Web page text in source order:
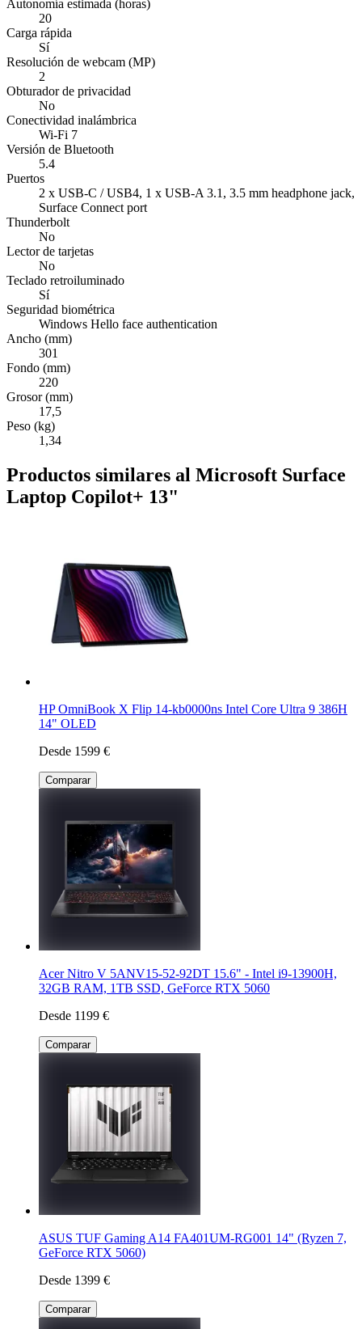
Autonomía estimada (horas)
20
Carga rápida
Sí
Resolución de webcam (MP)
2
Obturador de privacidad
No
Conectividad inalámbrica
Wi-Fi 7
Versión de Bluetooth
5.4
Puertos
2 x USB-C / USB4, 1 x USB-A 3.1, 3.5 mm headphone jack,
Surface Connect port
Thunderbolt
No
Lector de tarjetas
No
Teclado retroiluminado
Sí
Seguridad biométrica
Windows Hello face authentication
Ancho (mm)
301
Fondo (mm)
220
Grosor (mm)
17,5
Peso (kg)
1,34
Productos similares al Microsoft Surface
Laptop Copilot+ 13"
HP OmniBook X Flip 14-kb0000ns Intel Core Ultra 9 386H
14" OLED
Desde 1599 €
Comparar
Acer Nitro V 5ANV15-52-92DT 15.6" - Intel i9-13900H,
32GB RAM, 1TB SSD, GeForce RTX 5060
Desde 1199 €
Comparar
ASUS TUF Gaming A14 FA401UM-RG001 14" (Ryzen 7,
GeForce RTX 5060)
Desde 1399 €
Comparar